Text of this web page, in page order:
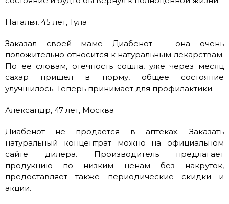
Наталья, 45 лет, Тула
Заказал своей маме Диабенот – она очень
положительно относится к натуральным лекарствам.
По ее словам, отечность сошла, уже через месяц
сахар пришел в норму, общее состояние
улучшилось. Теперь принимает для профилактики.
Александр, 47 лет, Москва
Диабенот не продается в аптеках. Заказать
натуральный концентрат можно на официальном
сайте дилера. Производитель предлагает
продукцию по низким ценам без накруток,
предоставляет также периодические скидки и
акции.